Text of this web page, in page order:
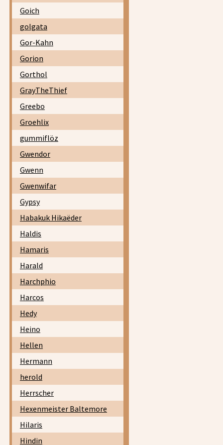
Goich
golgata
Gor-Kahn
Gorion
Gorthol
GrayTheThief
Greebo
Groehlix
gummiflöz
Gwendor
Gwenn
Gwenwifar
Gypsy
Habakuk Hikaëder
Haldis
Hamaris
Harald
Harchphio
Harcos
Hedy
Heino
Hellen
Hermann
herold
Herrscher
Hexenmeister Baltemore
Hilaris
Hindin